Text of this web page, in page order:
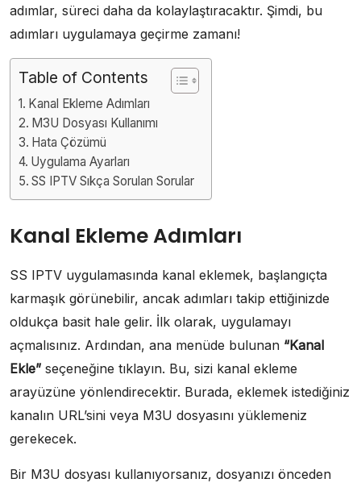
adımlar, süreci daha da kolaylaştıracaktır. Şimdi, bu
adımları uygulamaya geçirme zamanı!
Table of Contents
Kanal Ekleme Adımları
M3U Dosyası Kullanımı
Hata Çözümü
Uygulama Ayarları
SS IPTV Sıkça Sorulan Sorular
Kanal Ekleme Adımları
SS IPTV uygulamasında kanal eklemek, başlangıçta
karmaşık görünebilir, ancak adımları takip ettiğinizde
oldukça basit hale gelir. İlk olarak, uygulamayı
açmalısınız. Ardından, ana menüde bulunan “Kanal
Ekle” seçeneğine tıklayın. Bu, sizi kanal ekleme
arayüzüne yönlendirecektir. Burada, eklemek istediğiniz
kanalın URL’sini veya M3U dosyasını yüklemeniz
gerekecek.
Bir M3U dosyası kullanıyorsanız, dosyanızı önceden